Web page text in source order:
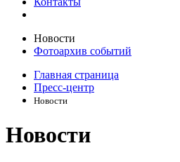
Новости
Фотоархив событий
Главная страница
Пресс-центр
Новости
Новости